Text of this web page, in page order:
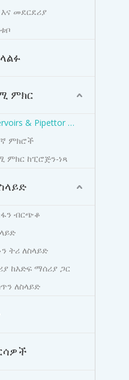
መደርደሪያ
ምክር
Reagent Reservoirs & Pipettor Stand
ምክሮች
ምክር ከፒሮጅን-ነጻ
ብርጭቆ
ትሪ ለስላይድ
ከእድፍ ማሰሪያ ጋር
ለስላይድ